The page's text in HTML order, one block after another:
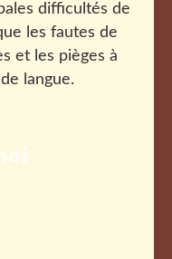
difficultés de
les fautes de
et les pièges à
langue.